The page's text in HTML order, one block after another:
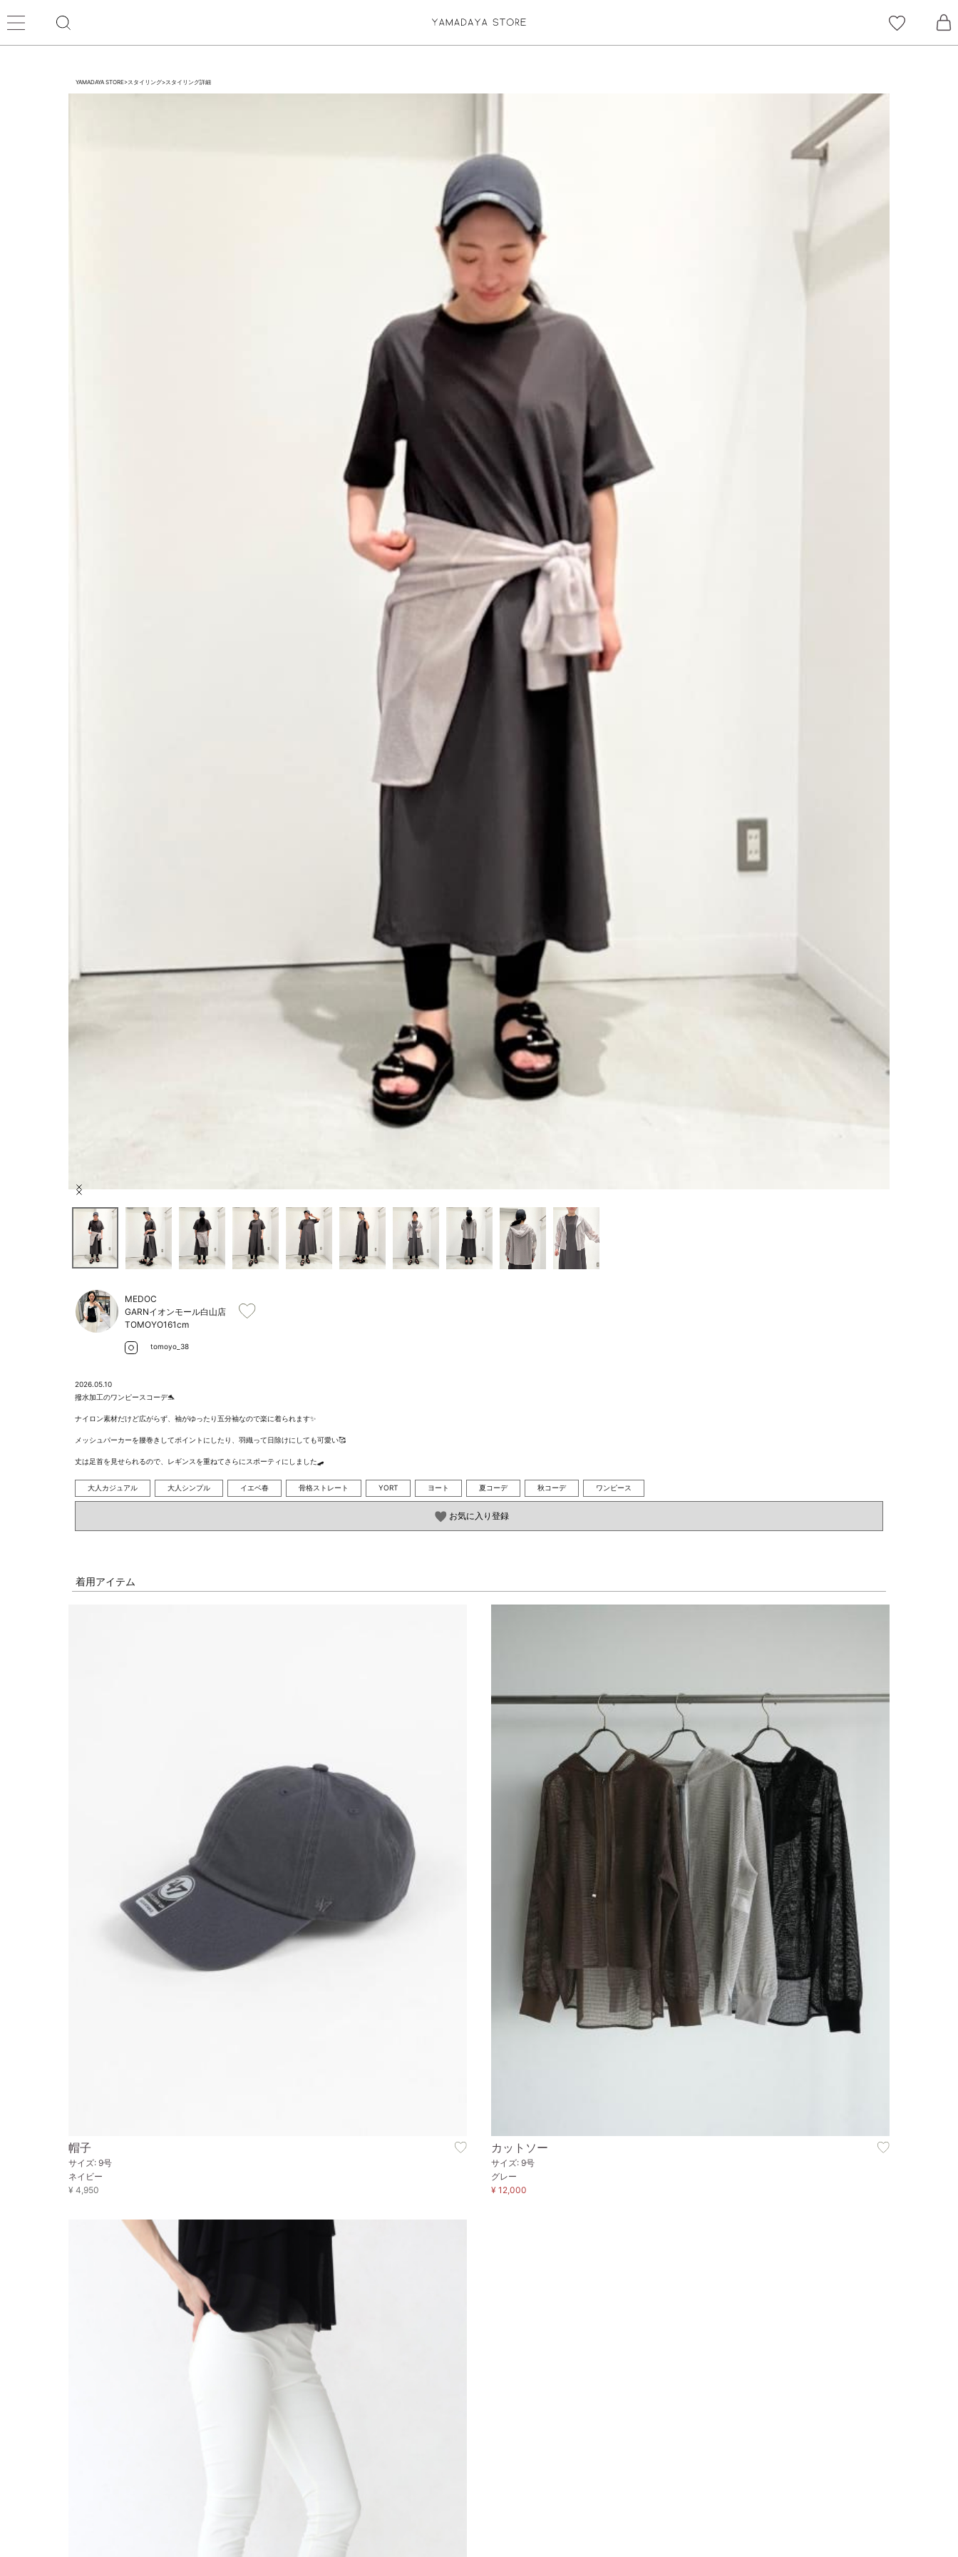
YAMADAYA STORE>スタイリング>スタイリング詳細
Item
MEDOC
GARNイオンモール白山店
TOMOYO161cm
tomoyo_38
2026.05.10
撥水加工のワンピースコーデ🐬
ナイロン素材だけど広がらず、袖がゆったり五分袖なので楽に着られます✨
メッシュパーカーを腰巻きしてポイントにしたり、羽織って日除けにしても可愛い🥰
丈は足首を見せられるので、レギンスを重ねてさらにスポーティにしました🛹
大人カジュアル 大人シンプル イエベ春 骨格ストレート YORT ヨート 夏コーデ 秋コーデ ワンピース
お気に入り登録
着用アイテム
帽子
サイズ: 9号
ネイビー
¥ 4,950
カットソー
サイズ: 9号
グレー
¥ 12,000
ログイン